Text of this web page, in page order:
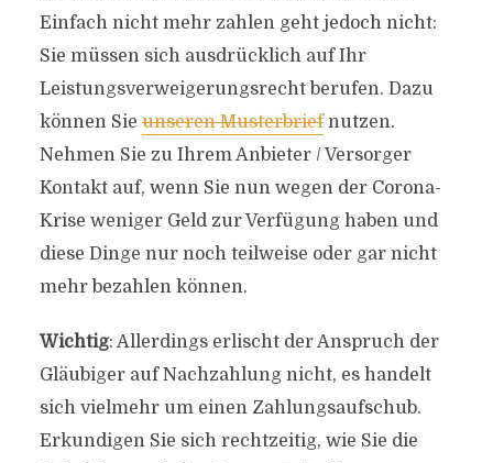
Einfach nicht mehr zahlen geht jedoch nicht:
Sie müssen sich ausdrücklich auf Ihr
Leistungsverweigerungsrecht berufen. Dazu
können Sieunseren Musterbriefnutzen.
Nehmen Sie zu Ihrem Anbieter / Versorger
Kontakt auf, wenn Sie nun wegen der Corona-
Krise weniger Geld zur Verfügung haben und
diese Dinge nur noch teilweise oder gar nicht
mehr bezahlen können.
Wichtig: Allerdings erlischt der Anspruch der
Gläubiger auf Nachzahlung nicht, es handelt
sich vielmehr um einen Zahlungsaufschub.
Erkundigen Sie sich rechtzeitig, wie Sie die